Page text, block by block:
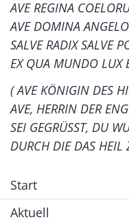
AVE REGINA
AVE DOMINA
SALVE RADIX SALVE
EX QUA MUNDO LUX
( AVE KÖNIGIN DES
AVE, HERRIN DER
SEI GEGRÜSST, DU
DURCH DIE DAS
Start
Aktuell